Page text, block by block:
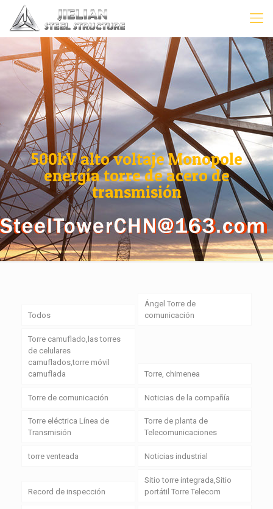
500kV alto voltaje Monopole
energía torre de acero de
transmisión
Todos
Ángel Torre de
comunicación
Torre camuflado,las torres
de celulares
camuflados,torre móvil
camuflada
Torre, chimenea
Torre de comunicación Noticias de la compañía
Torre eléctrica Línea de
Transmisión
Torre de planta de
Telecomunicaciones
torre venteada Noticias industrial
Record de inspección
Sitio torre integrada,Sitio
portátil Torre Telecom